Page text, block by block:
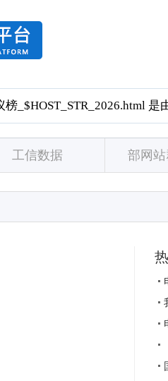
工信数据 部网站